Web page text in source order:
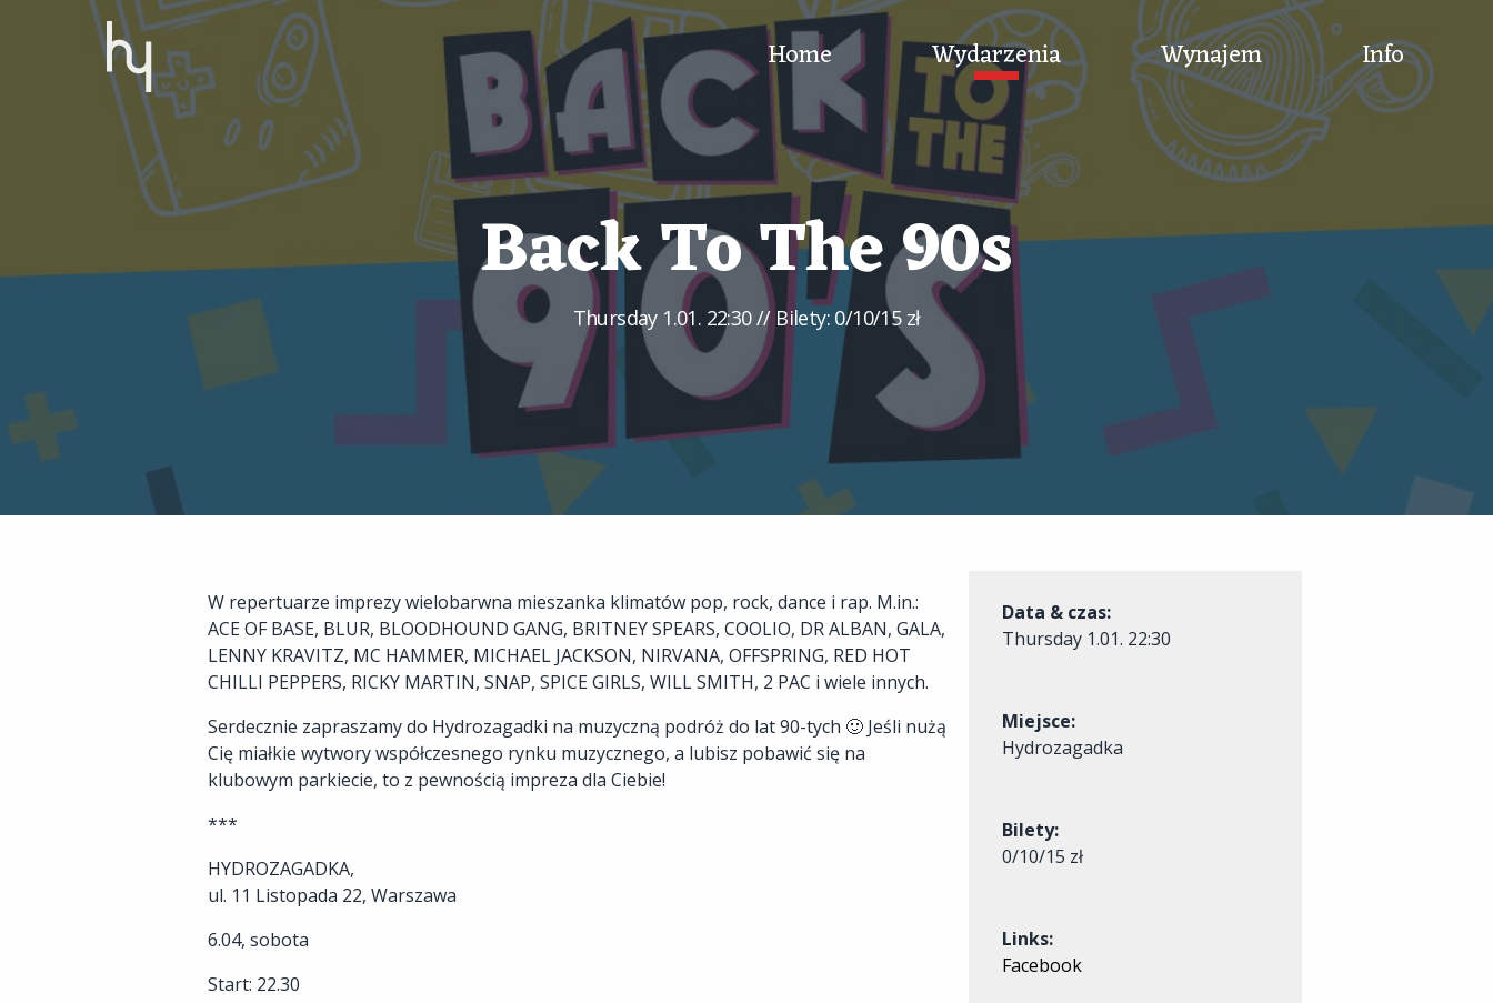
Home Wydarzenia Wynajem Info
Back To The 90s
Thursday 1.01. 22:30// Bilety: 0/10/15 zł
W repertuarze imprezy wielobarwna mieszanka klimatów pop, rock, dance i rap. M.in.:
ACE OF BASE, BLUR, BLOODHOUND GANG, BRITNEY SPEARS, COOLIO, DR ALBAN, GALA,
LENNY KRAVITZ, MC HAMMER, MICHAEL JACKSON, NIRVANA, OFFSPRING, RED HOT
CHILLI PEPPERS, RICKY MARTIN, SNAP, SPICE GIRLS, WILL SMITH, 2 PAC i wiele innych.
Serdecznie zapraszamy do Hydrozagadki na muzyczną podróż do lat 90-tych 🙂 Jeśli nużą
Cię miałkie wytwory współczesnego rynku muzycznego, a lubisz pobawić się na
klubowym parkiecie, to z pewnością impreza dla Ciebie!
***
HYDROZAGADKA,
ul. 11 Listopada 22, Warszawa
6.04, sobota
Start: 22.30
Data & czas:
Thursday 1.01. 22:30
Miejsce:
Hydrozagadka
Bilety:
0/10/15 zł
Links:
Facebook